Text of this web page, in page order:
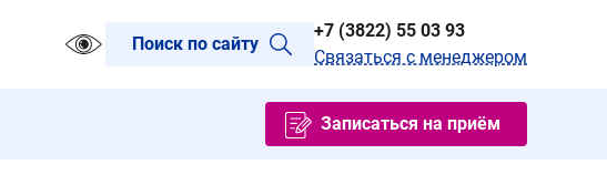
Поиск по сайту
+7 (3822) 55 03 93
Связаться с менеджером
Записаться на приём